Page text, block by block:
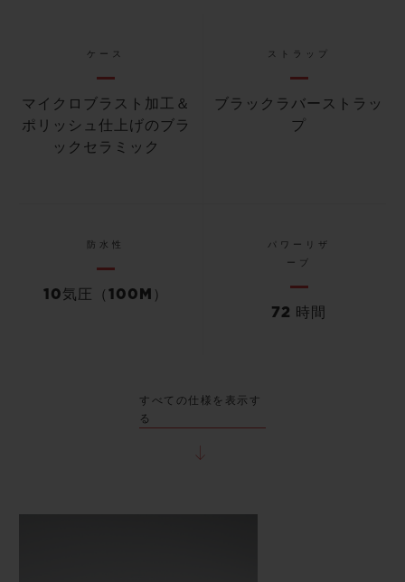
ケース
マイクロブラスト加工＆
ポリッシュ仕上げのブラ
ックセラミック
ストラップ
ブラックラバーストラッ
プ
防水性
10気圧（100M）
パワーリザ
ーブ
72 時間
すべての仕様を表示す
る